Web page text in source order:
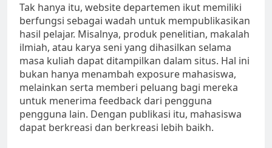
Tak hanya itu, website departemen ikut memiliki
berfungsi sebagai wadah untuk mempublikasikan
hasil pelajar. Misalnya, produk penelitian, makalah
ilmiah, atau karya seni yang dihasilkan selama
masa kuliah dapat ditampilkan dalam situs. Hal ini
bukan hanya menambah exposure mahasiswa,
melainkan serta memberi peluang bagi mereka
untuk menerima feedback dari pengguna
pengguna lain. Dengan publikasi itu, mahasiswa
dapat berkreasi dan berkreasi lebih baikh.